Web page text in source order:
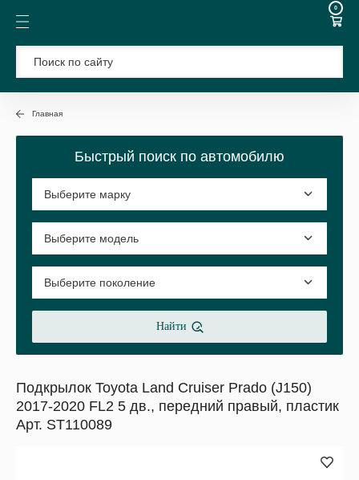
0
Главная
Быстрый поиск по автомобилю
Найти
Подкрылок Toyota Land Cruiser Prado (J150)
2017-2020 FL2 5 дв., передний правый, пластик
Арт. ST110089